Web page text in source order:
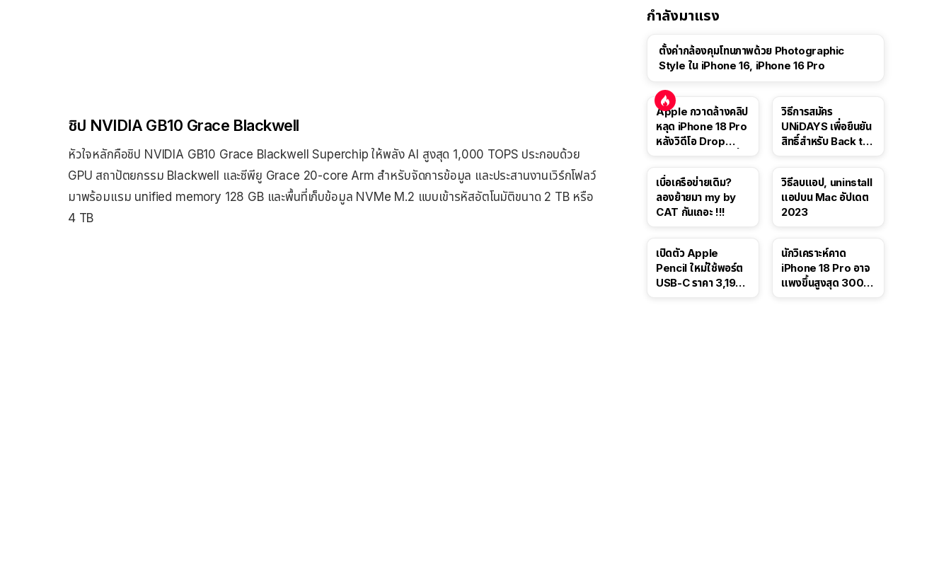
ชิป NVIDIA GB10 Grace Blackwell
หัวใจหลักคือชิป NVIDIA GB10 Grace Blackwell Superchip ให้พลัง AI สูงสุด 1,000 TOPS ประกอบด้วย
GPU สถาปัตยกรรม Blackwell และซีพียู Grace 20-core Arm สำหรับจัดการข้อมูล และประสานงานเวิร์กโฟลว์
มาพร้อมแรม unified memory 128 GB และพื้นที่เก็บข้อมูล NVMe M.2 แบบเข้ารหัสอัตโนมัติขนาด 2 TB หรือ
4 TB
กำลังมาแรง
ตั้งค่ากล้องคุมโทนภาพด้วย Photographic
Style ใน iPhone 16, iPhone 16 Pro
Apple กวาดล้างคลิป
หลุด iPhone 18 Pro
หลังวิดีโอ Drop
วิธีการสมัคร
UNiDAYS เพื่อยืนยัน
สิทธิ์สำหรับ Back to
เบื่อเครือข่ายเดิม?
ลองย้ายมา my by
CAT กันเถอะ !!!
วิธีลบแอป, uninstall
แอปบน Mac อัปเดต
2023
เปิดตัว Apple
Pencil ใหม่ใช้พอร์ต
USB-C ราคา 3,190
นักวิเคราะห์คาด
iPhone 18 Pro อาจ
แพงขึ้นสูงสุด 300